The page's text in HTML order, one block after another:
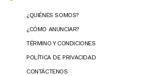
¿QUIÉNES SOMOS?
¿CÓMO ANUNCIAR?
TÉRMINO Y CONDICIONES
POLÍTICA DE PRIVACIDAD
CONTÁCTENOS